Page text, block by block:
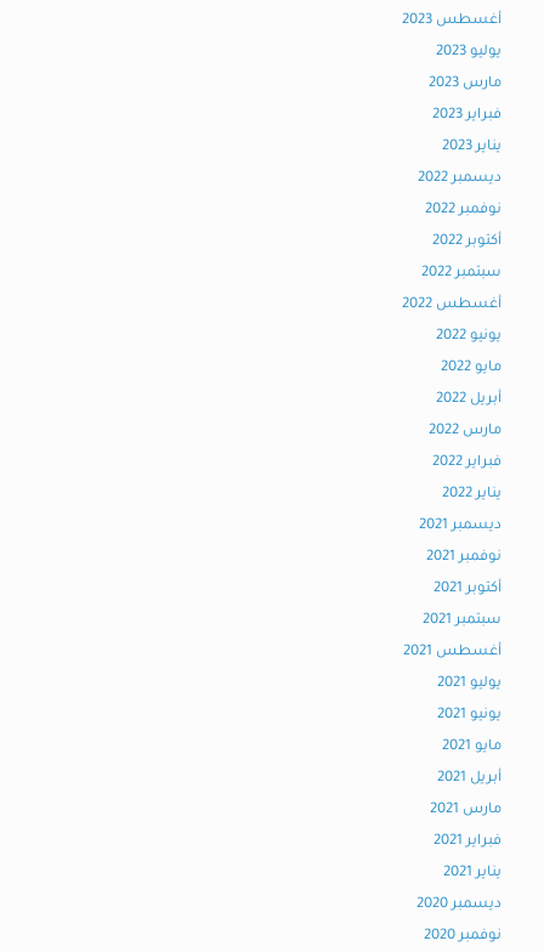
أغسطس 2023
يوليو 2023
مارس 2023
فبراير 2023
يناير 2023
ديسمبر 2022
نوفمبر 2022
أكتوبر 2022
سبتمبر 2022
أغسطس 2022
يونيو 2022
مايو 2022
أبريل 2022
مارس 2022
فبراير 2022
يناير 2022
ديسمبر 2021
نوفمبر 2021
أكتوبر 2021
سبتمبر 2021
أغسطس 2021
يوليو 2021
يونيو 2021
مايو 2021
أبريل 2021
مارس 2021
فبراير 2021
يناير 2021
ديسمبر 2020
نوفمبر 2020